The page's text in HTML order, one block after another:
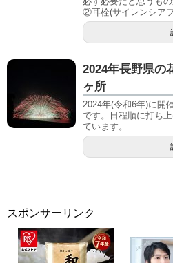
②耳栓(サイレンシア
2024年長野県の
ヶ所
2024年(令和6年)に開
です。日程順に打ち
ています。
スポンサーリンク